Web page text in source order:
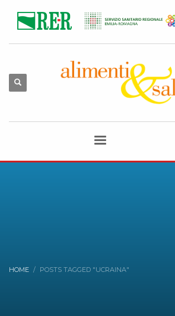
HOME POSTS TAGGED "UCRAINA"